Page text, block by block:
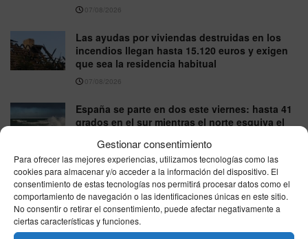
Gestionar consentimiento
Para ofrecer las mejores experiencias, utilizamos tecnologías como las
cookies para almacenar y/o acceder a la información del dispositivo. El
consentimiento de estas tecnologías nos permitirá procesar datos como el
comportamiento de navegación o las identificaciones únicas en este sitio.
No consentir o retirar el consentimiento, puede afectar negativamente a
ciertas características y funciones.
07/08/2026
Las ayudas por viviendas destruidas en los
incendios llegan hasta 15.120 euros y exigen
que sea la residencia habitual
07/08/2026
España se parte en dos este viernes: hasta 41
grados en el sur mientras el norte esquiva el
El tiempo en España hoy viernes 7 de agosto
de 2026: panorama por zonas
07/08/2026